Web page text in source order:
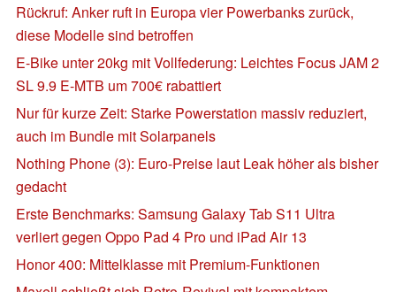
Rückruf: Anker ruft in Europa vier Powerbanks zurück,
diese Modelle sind betroffen
E-Bike unter 20kg mit Vollfederung: Leichtes Focus JAM 2
SL 9.9 E-MTB um 700€ rabattiert
Nur für kurze Zeit: Starke Powerstation massiv reduziert,
auch im Bundle mit Solarpanels
Nothing Phone (3): Euro-Preise laut Leak höher als bisher
gedacht
Erste Benchmarks: Samsung Galaxy Tab S11 Ultra
verliert gegen Oppo Pad 4 Pro und iPad Air 13
Honor 400: Mittelklasse mit Premium-Funktionen